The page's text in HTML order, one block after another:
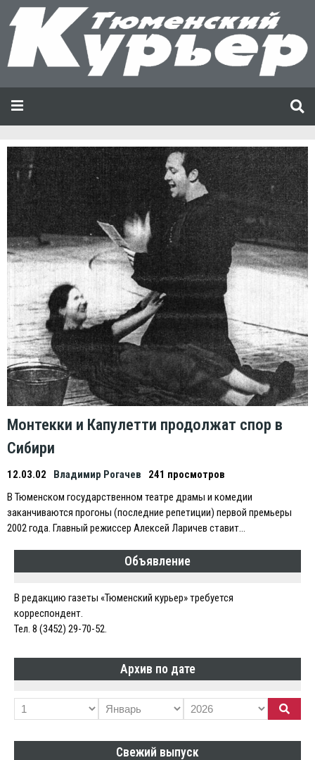
Монтекки и Капулетти продолжат спор в
Сибири
12.03.02 Владимир Рогачев
241 просмотров
В Тюменском государственном театре драмы и комедии
заканчиваются прогоны (последние репетиции) первой премьеры
2002 года. Главный режиссер Алексей Ларичев ставит…
Объявление
В редакцию газеты «Тюменский курьер» требуется
корреспондент.
Тел. 8 (3452) 29-70-52.
Архив по дате
Свежий выпуск